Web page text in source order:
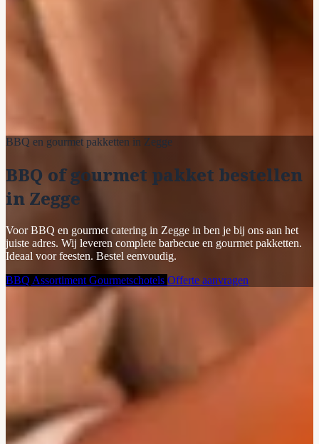
BBQ en gourmet pakketten in Zegge
BBQ of gourmet pakket bestellen
in Zegge
Voor BBQ en gourmet catering in Zegge in ben je bij ons aan het
juiste adres. Wij leveren complete barbecue en gourmet pakketten.
Ideaal voor feesten. Bestel eenvoudig.
BBQ Assortiment Gourmetschotels Offerte aanvragen